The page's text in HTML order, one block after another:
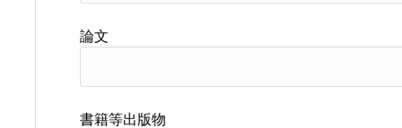
論文
書籍等出版物